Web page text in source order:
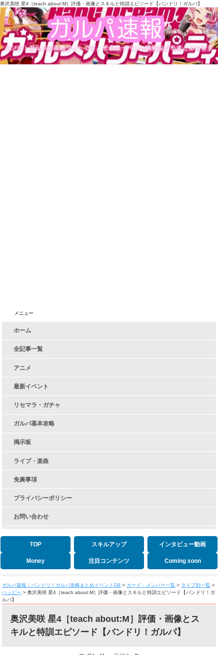
奥沢美咲 星4［teach about:M］評価・画像とスキルと特訓エピソード【バンドリ！ガルパ】
メニュー
ホーム
全記事一覧
アニメ
最新イベント
リセマラ・ガチャ
ガルパ基本攻略
掲示板
ライブ・楽曲
免責事項
プライバシーポリシー
お問い合わせ
TOP スキルアップ インタビュー動画
Money 注目コンテンツ Coming soon
ガルパ速報｜バンドリ！ガルパ攻略まとめイベントDB > カード・メンバー一覧 > タイプ別一覧 >
ハッピー >奥沢美咲 星4［teach about:M］評価・画像とスキルと特訓エピソード【バンドリ！ガ
ルパ】
奥沢美咲 星4［teach about:M］評価・画像とス
キルと特訓エピソード【バンドリ！ガルパ】